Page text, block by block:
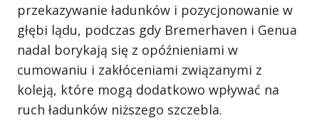
przekazywanie ładunków i pozycjonowanie w
głębi lądu, podczas gdy Bremerhaven i Genua
nadal borykają się z opóźnieniami w
cumowaniu i zakłóceniami związanymi z
koleją, które mogą dodatkowo wpływać na
ruch ładunków niższego szczebla.